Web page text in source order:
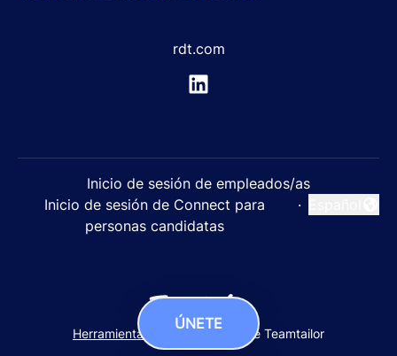
ÚNETE
rdt.com
Inicio de sesión de empleados/as
Inicio de sesión de Connect para
personas candidatas
·
Cambiar
Herramientas de seguimiento de Teamtailor